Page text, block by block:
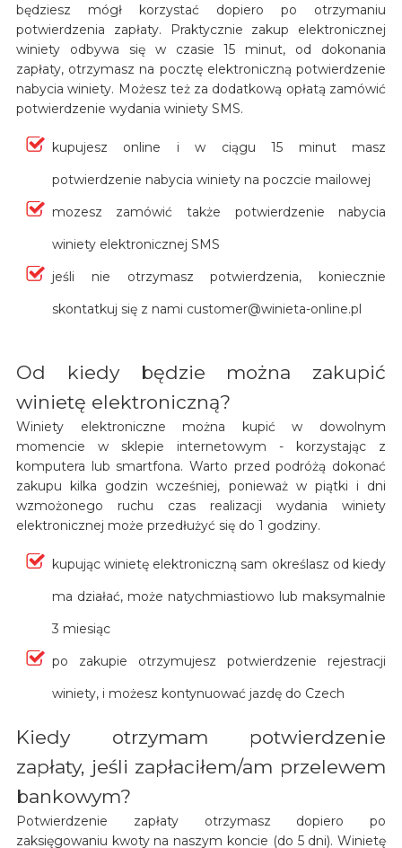
będziesz mógł korzystać dopiero po otrzymaniu
potwierdzenia zapłaty. Praktycznie zakup elektronicznej
winiety odbywa się w czasie 15 minut, od dokonania
zapłaty, otrzymasz na pocztę elektroniczną potwierdzenie
nabycia winiety. Możesz też za dodatkową opłatą zamówić
potwierdzenie wydania winiety SMS.
kupujesz online i w ciągu 15 minut masz
potwierdzenie nabycia winiety na poczcie mailowej
mozesz zamówić także potwierdzenie nabycia
winiety elektronicznej SMS
jeśli nie otrzymasz potwierdzenia, koniecznie
skontatkuj się z nami customer@winieta-online.pl
Od kiedy będzie można zakupić
winietę elektroniczną?
Winiety elektroniczne można kupić w dowolnym
momencie w sklepie internetowym - korzystając z
komputera lub smartfona. Warto przed podróżą dokonać
zakupu kilka godzin wcześniej, ponieważ w piątki i dni
wzmożonego ruchu czas realizacji wydania winiety
elektronicznej może przedłużyć się do 1 godziny.
kupując winietę elektroniczną sam określasz od kiedy
ma działać, może natychmiastiowo lub maksymalnie
3 miesiąc
po zakupie otrzymujesz potwierdzenie rejestracji
winiety, i możesz kontynuować jazdę do Czech
Kiedy otrzymam potwierdzenie
zapłaty, jeśli zapłaciłem/am przelewem
bankowym?
Potwierdzenie zapłaty otrzymasz dopiero po
zaksięgowaniu kwoty na naszym koncie (do 5 dni). Winietę